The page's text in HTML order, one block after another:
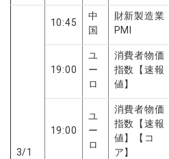
3/1
10:45
中
国
財新製造業
PMI
19:00
ユ
ー
ロ
消費者物価
指数【速報
値】
19:00
ユ
ー
ロ
消費者物価
指数【速報
値】【コ
ア】